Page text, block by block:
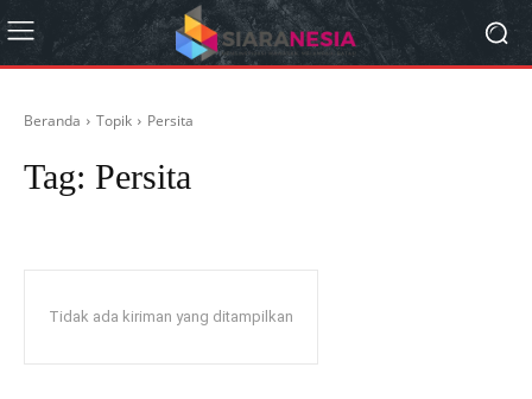
Beranda Topik Persita
Tag: Persita
Tidak ada kiriman yang ditampilkan